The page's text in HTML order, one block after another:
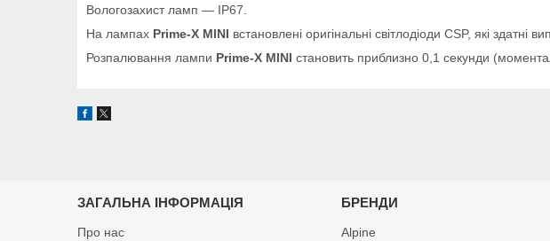
Вологозахист ламп — IP67.
На лампах Prime-X MINI встановлені оригінальні світлодіоди CSP, які
Розпалювання лампи Prime-X MINI становить приблизно 0,1 секунди
ЗАГАЛЬНА ІНФОРМАЦІЯ
Про нас
БРЕНДИ
Alpine